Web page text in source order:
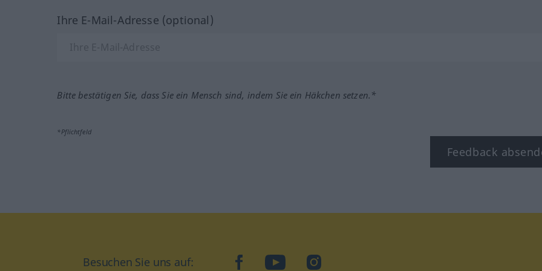
Ihre E-Mail-Adresse (optional)
Bitte bestätigen Sie, dass Sie ein Mensch sind, indem Sie ein Häkchen setzen.*
*Pflichtfeld
Feedback
Besuchen Sie uns auf: facebookYouTubeInstagram